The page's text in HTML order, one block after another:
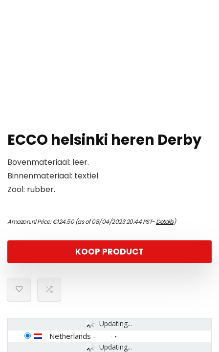
ECCO helsinki heren Derby
Bovenmateriaal: leer.
Binnenmateriaal: textiel.
Zool: rubber.
Amazon.nl Price:€124.50(as of 08/04/2023 20:44 PST-Details)
KOOP PRODUCT
Updating...
Updating...
Netherlands -